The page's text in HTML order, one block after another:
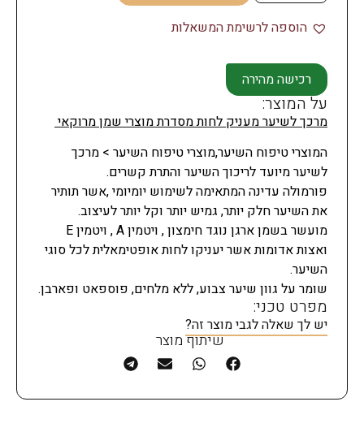
הוספה לרשימת המשאלות
רכישה מהירה
על המוצר:
מרכך לשיער מעניק לחות מסדרת מוצרי שמן מרוקאי
המוצרי טיפוח השיער,מוצרי טיפוח השיער > מרכך
לשיער מיועד לריכוך השיער והתרת קשרים.
פורמולה עדינה המתאימה לשימוש יומיומי ,אשר תותיר
את השיער חלק יותר, גמיש יותר וקל יותר לעיצוב.
מועשר בשמן ארגן נוגד חימצון , ויטמין A , ויטמין E
ואצות אדומות אשר יעניקו לחות אופטימאלית לכל סוגי
השיער.
שומר על גוון שיער צבוע, ללא מלחים, פוספאט ופארבן.
מפרט טכני:
יש לך שאלה לגבי מוצר זה?
שיתוף מוצר